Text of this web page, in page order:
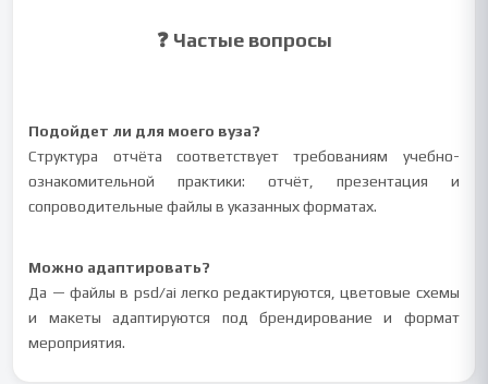
❓ Частые вопросы
Подойдет ли для моего вуза?
Структура отчёта соответствует требованиям учебно-
ознакомительной практики: отчёт, презентация и
сопроводительные файлы в указанных форматах.
Можно адаптировать?
Да — файлы в psd/ai легко редактируются, цветовые схемы
и макеты адаптируются под брендирование и формат
мероприятия.